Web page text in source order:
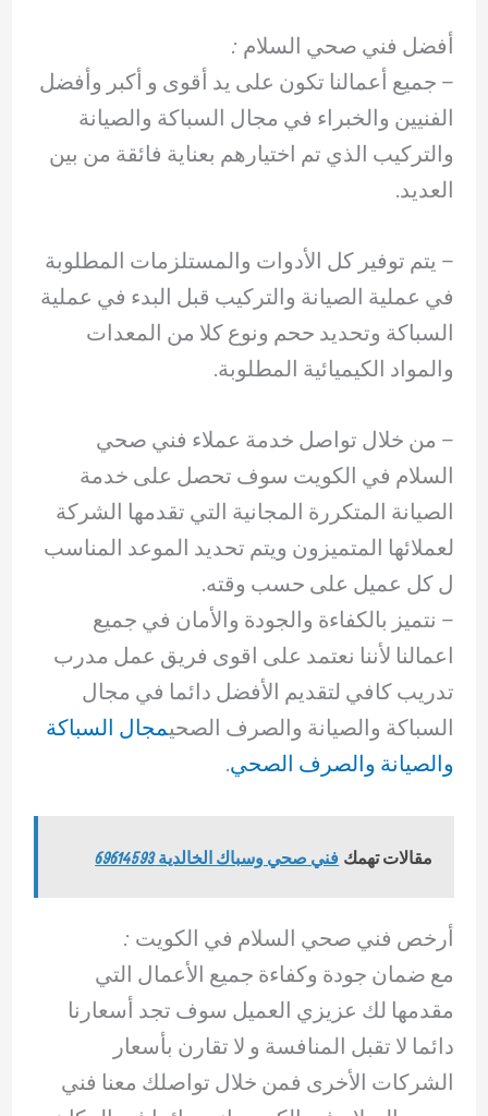
أفضل فني صحي السلام :
– جميع أعمالنا تكون على يد أقوى و أكبر وأفضل
الفنيين والخبراء في مجال السباكة والصيانة
والتركيب الذي تم اختيارهم بعناية فائقة من بين
العديد.
– ‏يتم توفير كل الأدوات والمستلزمات المطلوبة
في عملية الصيانة والتركيب قبل البدء في عملية
السباكة وتحديد ححم ونوع كلا من المعدات
والمواد الكيميائية المطلوبة.
– ‏من خلال تواصل خدمة عملاء فني صحي
السلام في الكويت سوف تحصل على خدمة
الصيانة المتكررة المجانية التي تقدمها الشركة
لعملائها المتميزون ويتم تحديد الموعد المناسب
ل كل عميل على حسب وقته.
– ‏نتميز بالكفاءة والجودة والأمان في جميع
اعمالنا لأننا نعتمد على اقوى فريق عمل مدرب
تدريب كافي لتقديم الأفضل دائما في مجال
السباكة والصيانة والصرف الصحيمجال السباكة
والصيانة والصرف الصحي
مقالات تهمك فني صحي وسباك الخالدية 69614593
أرخص فني صحي السلام في الكويت :
مع ضمان جودة وكفاءة جميع الأعمال التي
مقدمها لك عزيزي العميل سوف تجد أسعارنا
دائما لا تقبل المنافسة و لا تقارن بأسعار
الشركات الأخرى فمن خلال تواصلك معنا فني